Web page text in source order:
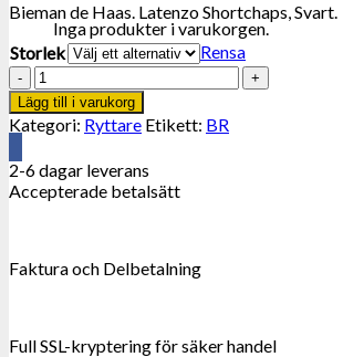
Inga produkter i varukorgen.
Bieman de Haas. Latenzo Shortchaps, Svart.
Storlek
Rensa
Bieman
de
Haas.
Latenzo
mängd
Lägg till i varukorg
Kategori: Ryttare Etikett: BR
2-6 dagar leverans
Accepterade betalsätt
Faktura och Delbetalning
Full SSL-kryptering för säker handel